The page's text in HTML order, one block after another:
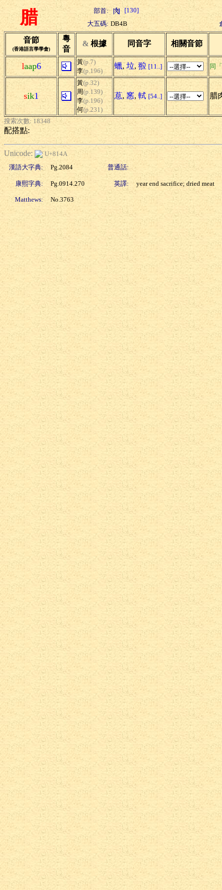
腊 部首:
[130]
大五碼: DB4B
音節
(香港語言學學會)
粵
音
& 根據 同音字 相關音節
laap6 黃(p.7)
李(p.196)
蠟, 垃, 翋 [11..] 同
sik1
黃(p.32)
周(p.139)
李(p.196)
何(p.231)
蒠, 窸, 軾 [54..] 腊
搜索次數: 18348
配搭點:
Unicode:
U+814A
漢語大字典:
Pg.2084 普通話:
康熙字典: Pg.0914.270 英譯: year end sacrifice; dried meat
Matthews: No.3763